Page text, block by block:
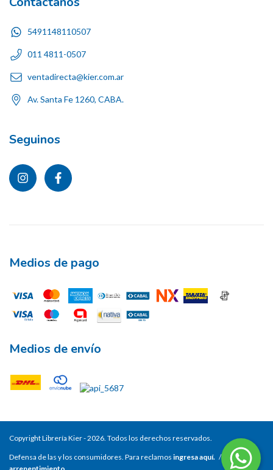
5491148110507
011 4811-0507
ventadirecta@kier.com.ar
Av. Santa Fe 1260, CABA.
Seguinos
Medios de pago
Medios de envío
Copyright Librería Kier - 2026. Todos los derechos reservados.
Defensa de las y los consumidores. Para reclamos ingresa aquí. /
Botón de